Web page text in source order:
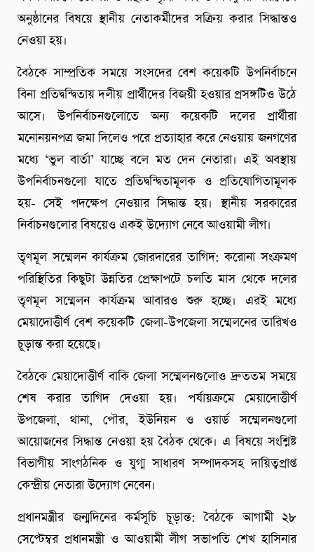
অনুষ্ঠানের বিষয়ে স্থানীয় নেতাকর্মীদের সক্রিয় করার সিদ্ধান্তও
নেওয়া হয়।
বৈঠকে সাম্প্রতিক সময়ে সংসদের বেশ কয়েকটি উপনির্বাচনে
বিনা প্রতিদ্বন্দ্বিতায় দলীয় প্রার্থীদের বিজয়ী হওয়ার প্রসঙ্গটিও উঠে
আসে। উপনির্বাচনগুলোতে অন্য কয়েকটি দলের প্রার্থীরা
মনোনয়নপত্র জমা দিলেও পরে প্রত্যাহার করে নেওয়ায় জনগণের
মধ্যে ‘ভুল বার্তা’ যাচ্ছে বলে মত দেন নেতারা। এই অবস্থায়
উপনির্বাচনগুলো যাতে প্রতিদ্বন্দ্বিতামূলক ও প্রতিযোগিতামূলক
হয়- সেই পদক্ষেপ নেওয়ার সিদ্ধান্ত হয়। স্থানীয় সরকারের
নির্বাচনগুলোর বিষয়েও একই উদ্যোগ নেবে আওয়ামী লীগ।
তৃণমূল সম্মেলন কার্যক্রম জোরদারের তাগিদ: করোনা সংক্রমণ
পরিস্থিতির কিছুটা উন্নতির প্রেক্ষাপটে চলতি মাস থেকে দলের
তৃণমূল সম্মেলন কার্যক্রম আবারও শুরু হচ্ছে। এরই মধ্যে
মেয়াদোত্তীর্ণ বেশ কয়েকটি জেলা-উপজেলা সম্মেলনের তারিখও
চূড়ান্ত করা হয়েছে।
বৈঠকে মেয়াদোত্তীর্ণ বাকি জেলা সম্মেলনগুলোও দ্রুততম সময়ে
শেষ করার তাগিদ দেওয়া হয়। পর্যায়ক্রমে মেয়াদোত্তীর্ণ
উপজেলা, থানা, পৌর, ইউনিয়ন ও ওয়ার্ড সম্মেলনগুলো
আয়োজনের সিদ্ধান্ত নেওয়া হয় বৈঠক থেকে। এ বিষয়ে সংশ্নিষ্ট
বিভাগীয় সাংগঠনিক ও যুগ্ম সাধারণ সম্পাদকসহ দায়িত্বপ্রাপ্ত
কেন্দ্রীয় নেতারা উদ্যোগ নেবেন।
প্রধানমন্ত্রীর জন্মদিনের কর্মসূচি চূড়ান্ত: বৈঠকে আগামী ২৮
সেপ্টেম্বর প্রধানমন্ত্রী ও আওয়ামী লীগ সভাপতি শেখ হাসিনার